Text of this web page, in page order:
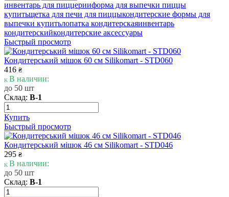
инвентарь для пиццерииформа для выпечки пиццы
купитьщетка для печи для пиццыкондитерские формы для
выпечки купитьлопатка кондитерскаяинвентарь
кондитерскийкондитерские аксессуары
Быстрый просмотр
Кондитерський мішок 60 см Silikomart - STD060
416 ₴
В наличии:
до 50 шт
Склад: В-1
Купить
Быстрый просмотр
Кондитерський мішок 46 см Silikomart - STD046
295 ₴
В наличии:
до 50 шт
Склад: В-1